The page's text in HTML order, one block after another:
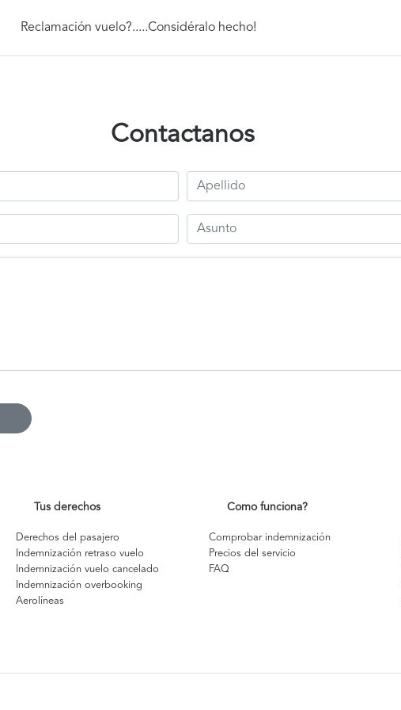
Reclamación vuelo?.....Considéralo hecho!
Contactanos
Tus derechos
Derechos del pasajero
Indemnización retraso vuelo
Indemnización vuelo cancelado
Indemnización overbooking
Aerolíneas
Como funciona?
Comprobar indemnización
Precios del servicio
FAQ